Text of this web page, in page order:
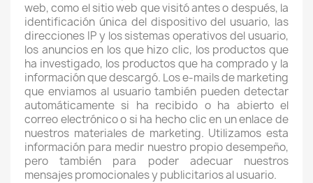
web, como el sitio web que visitó antes o después, la
identificación única del dispositivo del usuario, las
direcciones IP y los sistemas operativos del usuario,
los anuncios en los que hizo clic, los productos que
ha investigado, los productos que ha comprado y la
información que descargó. Los e-mails de marketing
que enviamos al usuario también pueden detectar
automáticamente si ha recibido o ha abierto el
correo electrónico o si ha hecho clic en un enlace de
nuestros materiales de marketing. Utilizamos esta
información para medir nuestro propio desempeño,
pero también para poder adecuar nuestros
mensajes promocionales y publicitarios al usuario.